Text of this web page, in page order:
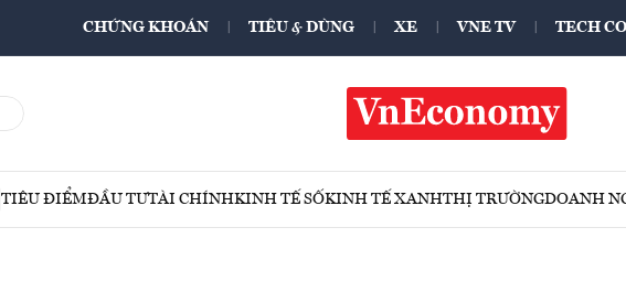
CHỨNG KHOÁN TIÊU & DÙNG XE VNE TV TECH
TIÊU ĐIỂMĐẦU TƯTÀI CHÍNHKINH TẾ SỐKINH TẾ XANHTHỊ TRƯỜNGDOANH